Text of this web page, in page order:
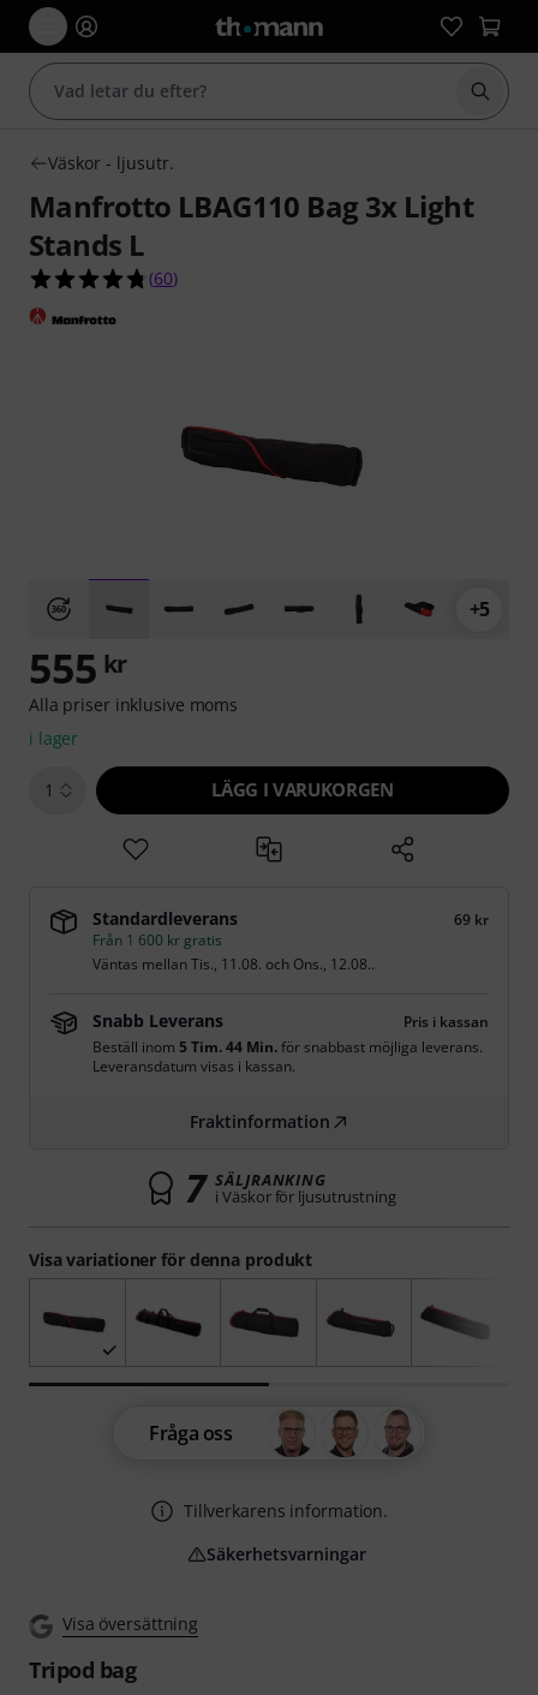
Börja
Väskor - ljusutr.
Manfrotto LBAG110 Bag 3x Light
Stands L
4.7 av 5 stjärnor från 60 kundbetyg
(60)
+5
Visa översättning
Tripod bag
Visa variationer för denna produkt
555 kr
Alla priser inklusive moms
i lager
1 LÄGG I VARUKORGEN
Standardleverans
69 kr
Från 1 600 kr gratis
Väntas mellanTis., 11.08. och Ons., 12.08..
Snabb Leverans
Pris i kassan
Beställ inom 5 Tim. 44 Min.för snabbast möjliga leverans.
Leveransdatum visas i kassan.
Fraktinformation
7 SÄLJRANKING
i Väskor för ljusutrustning
Fråga oss
Tillverkarens information.
Säkerhetsvarningar